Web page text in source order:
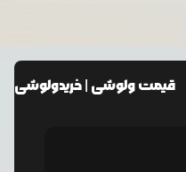
قیمتولوشی | خریدولوشی